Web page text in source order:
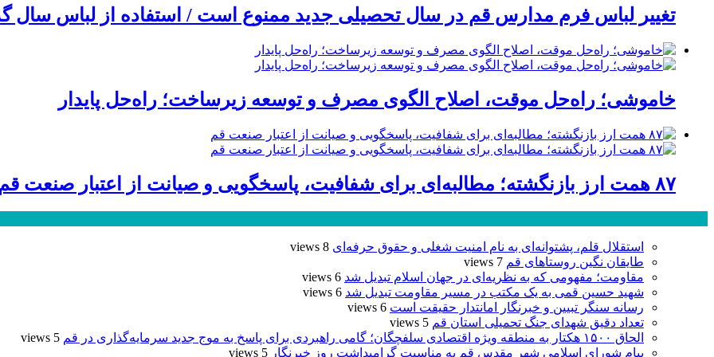
تغییر لباس فرم مدارس قم در سال تحصیلی جدید ممنوع است / استفاده از لباس سال
خاموشی؛ راه‌حل موقت، اصلاح الگوی مصرف و توسعه زیرساخت؛ راه‌حل پایدار
۸۷ همت ارز بازنگشته؛ مطالبه‌ای برای شفافیت، پاسخگویی و صیانت از اعتبار صنعت قم
استقلال قلم، پشتوانه‌ای به نام امنیت شغلی و حقوق حرفه‌ای 8 views
طایقان نگین روستاهای قم 7 views
مقاومت؛ مفهومی که به نظریه‌ای در جهان اسلام تبدیل شد 6 views
شهید حسین قمی به یک مکتب در مسیر مقاومت تبدیل شد 6 views
رسانه سنگر تبیین و خبرنگار امانتدار حقیقت است 6 views
تعداد دقیق شهدای جنگ تحمیلی استان قم 5 views
الحاق ۱۵۰۰ هکتار به منطقه ویژه اقتصادی سلفچگان؛ گامی راهبردی برای پاسخ به موج جدید سرمایه‌گذاری در قم
5 views
پیام شورای اسلامی شهر مقدس قم به مناسبت گرامیداشت روز خبرنگار 5 views